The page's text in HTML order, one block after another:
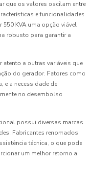
que os valores oscilam entre
e funcionalidades
KVA uma opção viável
robusto para garantir a
a outras variáveis que
do gerador. Fatores como
e a necessidade de
no desembolso
possui diversas marcas
Fabricantes renomados
técnica, o que pode
um melhor retorno a